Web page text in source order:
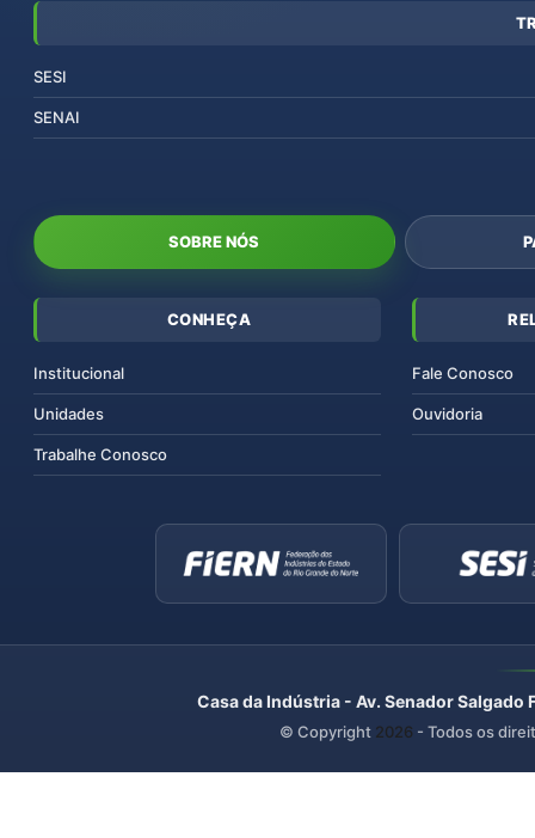
SESI
SENAI
SOBRE NÓS
CONHEÇA
Institucional
Unidades
Trabalhe Conosco
Fale Conosco
Ouvidoria
Casa da Indústria - Av. Senador
© Copyright 2026 - Todos os